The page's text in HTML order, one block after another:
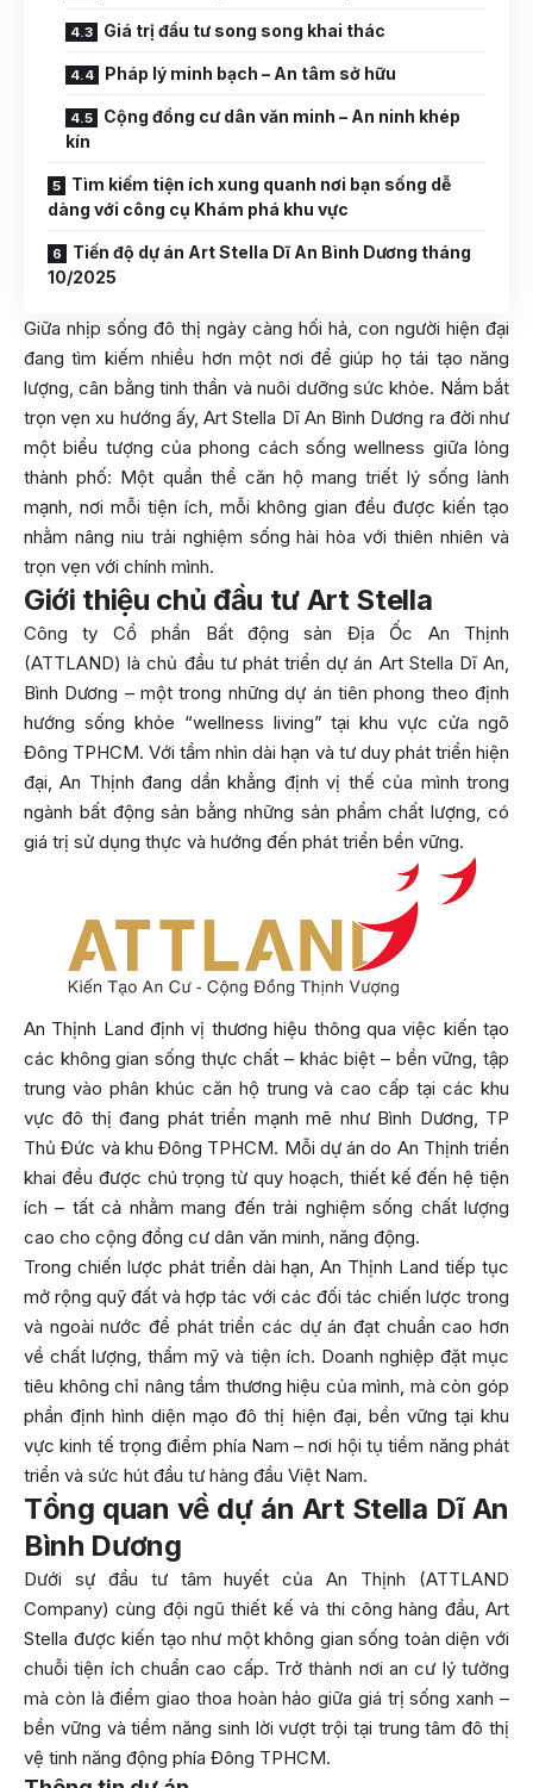
Giá trị đầu tư song song khai thác
Pháp lý minh bạch – An tâm sở hữu
Cộng đồng cư dân văn minh – An ninh khép
kín
Tìm kiếm tiện ích xung quanh nơi bạn sống dễ
dàng với công cụ Khám phá khu vực
Tiến độ dự án Art Stella Dĩ An Bình Dương tháng
10/2025
Giữa nhịp sống đô thị ngày càng hối hả, con người hiện đại
đang tìm kiếm nhiều hơn một nơi để giúp họ tái tạo năng
lượng, cân bằng tinh thần và nuôi dưỡng sức khỏe. Nắm bắt
trọn vẹn xu hướng ấy, Art Stella Dĩ An Bình Dương ra đời như
một biểu tượng của phong cách sống wellness giữa lòng
thành phố: Một quần thể căn hộ mang triết lý sống lành
mạnh, nơi mỗi tiện ích, mỗi không gian đều được kiến tạo
nhằm nâng niu trải nghiệm sống hài hòa với thiên nhiên và
trọn vẹn với chính mình.
Giới thiệu chủ đầu tư Art Stella
Công ty Cổ phần Bất động sản Địa Ốc An Thịnh
(ATTLAND) là chủ đầu tư phát triển dự án Art Stella Dĩ An,
Bình Dương – một trong những dự án tiên phong theo định
hướng sống khỏe “wellness living” tại khu vực cửa ngõ
Đông TPHCM. Với tầm nhìn dài hạn và tư duy phát triển hiện
đại, An Thịnh đang dần khẳng định vị thế của mình trong
ngành bất động sản bằng những sản phẩm chất lượng, có
giá trị sử dụng thực và hướng đến phát triển bền vững.
An Thịnh Land định vị thương hiệu thông qua việc kiến tạo
các không gian sống thực chất – khác biệt – bền vững, tập
trung vào phân khúc căn hộ trung và cao cấp tại các khu
vực đô thị đang phát triển mạnh mẽ như Bình Dương, TP
Thủ Đức và khu Đông TPHCM. Mỗi dự án do An Thịnh triển
khai đều được chú trọng từ quy hoạch, thiết kế đến hệ tiện
ích – tất cả nhằm mang đến trải nghiệm sống chất lượng
cao cho cộng đồng cư dân văn minh, năng động.
Trong chiến lược phát triển dài hạn, An Thịnh Land tiếp tục
mở rộng quỹ đất và hợp tác với các đối tác chiến lược trong
và ngoài nước để phát triển các dự án đạt chuẩn cao hơn
về chất lượng, thẩm mỹ và tiện ích. Doanh nghiệp đặt mục
tiêu không chỉ nâng tầm thương hiệu của mình, mà còn góp
phần định hình diện mạo đô thị hiện đại, bền vững tại khu
vực kinh tế trọng điểm phía Nam – nơi hội tụ tiềm năng phát
triển và sức hút đầu tư hàng đầu Việt Nam.
Tổng quan về dự án Art Stella Dĩ An
Bình Dương
Dưới sự đầu tư tâm huyết của An Thịnh (ATTLAND
Company) cùng đội ngũ thiết kế và thi công hàng đầu, Art
Stella được kiến tạo như một không gian sống toàn diện với
chuỗi tiện ích chuẩn cao cấp. Trở thành nơi an cư lý tưởng
mà còn là điểm giao thoa hoàn hảo giữa giá trị sống xanh –
bền vững và tiềm năng sinh lời vượt trội tại trung tâm đô thị
vệ tinh năng động phía Đông TPHCM.